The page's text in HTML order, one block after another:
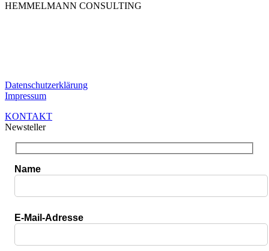
HEMMELMANN CONSULTING
Datenschutzerklärung
Impressum
KONTAKT
Newsteller
Name
E-Mail-Adresse